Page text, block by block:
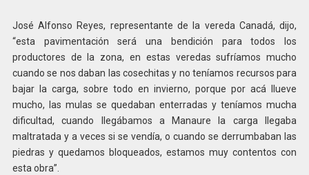
José Alfonso Reyes, representante de la vereda Canadá, dijo,
“esta pavimentación será una bendición para todos los
productores de la zona, en estas veredas sufríamos mucho
cuando se nos daban las cosechitas y no teníamos recursos para
bajar la carga, sobre todo en invierno, porque por acá llueve
mucho, las mulas se quedaban enterradas y teníamos mucha
dificultad, cuando llegábamos a Manaure la carga llegaba
maltratada y a veces si se vendía, o cuando se derrumbaban las
piedras y quedamos bloqueados, estamos muy contentos con
esta obra”.